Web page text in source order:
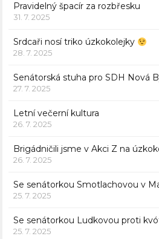
Pravidelný špacír za rozbřesku
31. 7. 2025
Srdcaři nosí triko úzkokolejky
28. 7. 2025
Senátorská stuha pro SDH Nová
27. 7. 2025
Letní večerní kultura
26. 7. 2025
Brigádničili jsme v Akci Z na
26. 7. 2025
Se senátorkou Smotlachovou v
25. 7. 2025
Se senátorkou Ludkovou proti
25. 7. 2025